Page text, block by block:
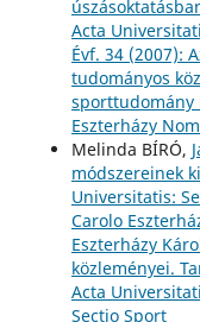
Acta
Évf. 34 (2007):
tudományos
sporttudomány
Eszterházy
Melinda BÍRÓ,
módszereinek
Universitatis:
Carolo
Eszterházy
közleményei.
Acta
Sectio Sport